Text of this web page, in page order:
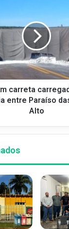
carreta
entre Paraíso
Alto